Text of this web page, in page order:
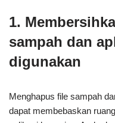
1.
sampah dan
digunakan
Menghapus file sampah
dapat membebaskan